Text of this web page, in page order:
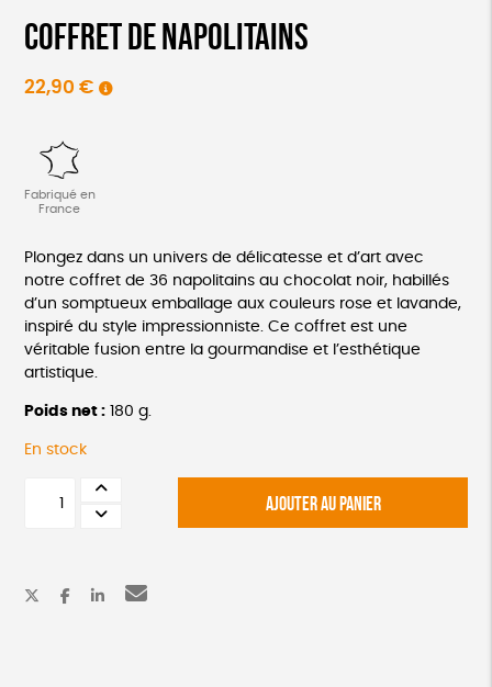
Coffret de napolitains
22,90 €
Fabriqué en
France
Plongez dans un univers de délicatesse et d’art avec
notre coffret de 36 napolitains au chocolat noir, habillés
d’un somptueux emballage aux couleurs rose et lavande,
inspiré du style impressionniste. Ce coffret est une
véritable fusion entre la gourmandise et l’esthétique
artistique.
Poids net :180 g.
En stock
AJOUTER AU PANIER